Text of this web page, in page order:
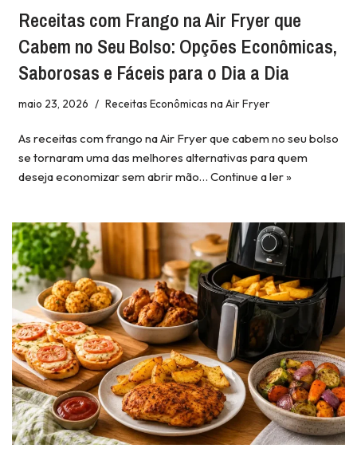
Receitas com Frango na Air Fryer que
Cabem no Seu Bolso: Opções Econômicas,
Saborosas e Fáceis para o Dia a Dia
maio 23, 2026 Receitas Econômicas na Air Fryer
As receitas com frango na Air Fryer que cabem no seu bolso
se tornaram uma das melhores alternativas para quem
deseja economizar sem abrir mão… Continue a ler »